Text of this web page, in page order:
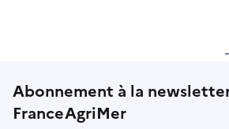
Abonnement à la
FranceAgriMer